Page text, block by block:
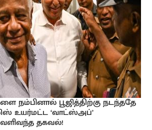
நம்பினால் பூஜித்திற்கு நடந்ததே
உயர்மட்ட ‘வாட்ஸ்அப்’
தகவல்!